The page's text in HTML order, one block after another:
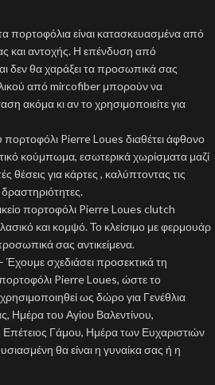
πορτοφόλια είναι κατασκευασμένα από
και αντοχής. Η επένδυση από
δεν θα χαράξει τα προσωπικά σας
από mircofiber μπορούν να
ακόμα κι αν το χρησιμοποιείτε για
πορτοφόλι Pierre Loues διαθέτει άφθονο
κούμπωμα, εσωτερικά χωρίσματα μαζί
θέσεις για κάρτες , καλύπτοντας τις
πορτοφόλι Pierre Loues clutch
και κομψό. Το κλείσιμο με φερμουάρ
σας αντικείμενα.
σχεδιάσει προσεκτικά τη
πορτοφόλι Pierre Loues, ώστε το
ως δώρο για Γενέθλια
Ημέρα του Αγίου Βαλεντίνου,
Γάμου, Ημέρα των Ευχαριστιών
θα είναι η γυναίκα σας ή η